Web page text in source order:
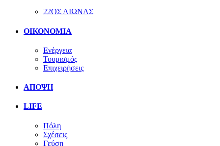
22ΟΣ ΑΙΩΝΑΣ
ΟΙΚΟΝΟΜΙΑ
Ενέργεια
Τουρισμός
Επιχειρήσεις
ΑΠΟΨΗ
LIFE
Πόλη
Σχέσεις
Γεύση